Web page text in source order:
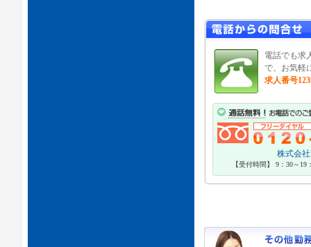
電話でも求
で、お気軽
求人番号
株式会
【受付時間】 9：30～